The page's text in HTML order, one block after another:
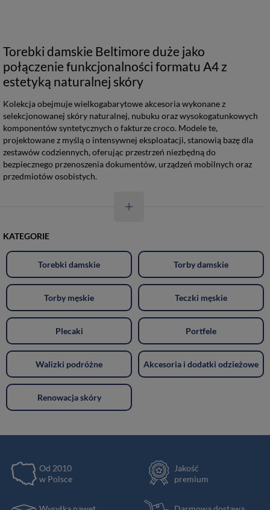
Torebki damskie Beltimore duże jako
połączenie funkcjonalności formatu A4 z
estetyką naturalnej skóry
Kolekcja obejmuje wielkogabarytowe akcesoria wykonane z
selekcjonowanej skóry naturalnej, nubuku oraz wysokogatunkowych
komponentów syntetycznych o fakturze croco. Modele te,
projektowane z myślą o intensywnej eksploatacji, stanowią bazę dla
zestawów codziennych, oferując przestrzeń niezbędną do
bezpiecznego przenoszenia dokumentów, urządzeń mobilnych oraz
przedmiotów osobistych.
KATEGORIE
Torebki damskie Torby damskie
Torby męskie Teczki męskie
Plecaki Portfele
Walizki podróżne Akcesoria i dodatki odzieżowe
Renowacja skóry
Od 2010
w Polsce
Jakość
premium